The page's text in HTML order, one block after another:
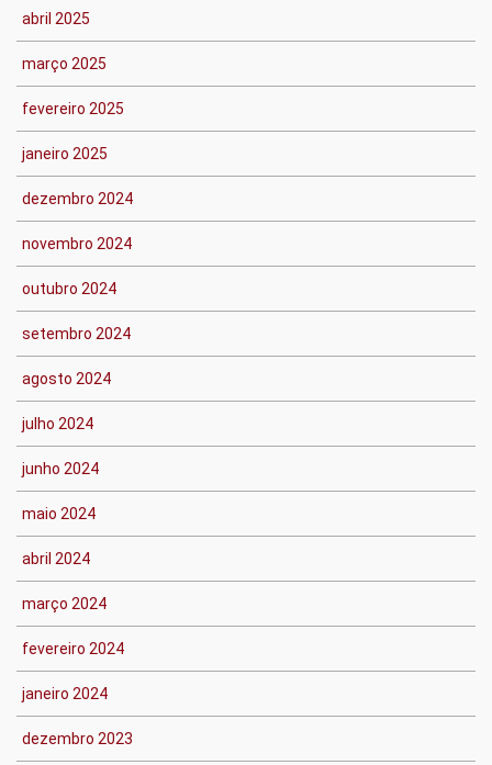
abril 2025
março 2025
fevereiro 2025
janeiro 2025
dezembro 2024
novembro 2024
outubro 2024
setembro 2024
agosto 2024
julho 2024
junho 2024
maio 2024
abril 2024
março 2024
fevereiro 2024
janeiro 2024
dezembro 2023